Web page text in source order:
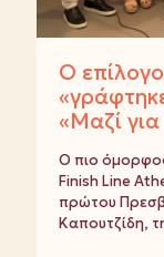
Ο
«Μαζί
Ο πιο
Finish Line
πρώτου
Καπουτζίδη,